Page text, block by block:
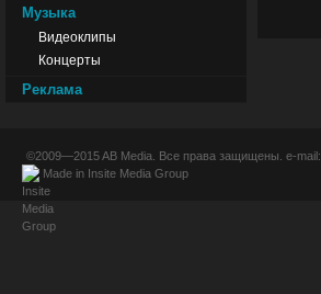
Музыка
Видеоклипы
Концерты
Реклама
©2009—2015AB Media . Все права защищены. e-mail:
Made in Insite Media Group